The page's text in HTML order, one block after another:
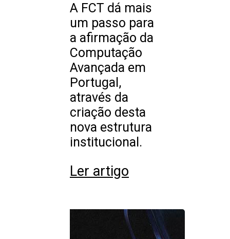
A FCT dá mais
um passo para
a afirmação da
Computação
Avançada em
Portugal,
através da
criação desta
nova estrutura
institucional.
Ler artigo